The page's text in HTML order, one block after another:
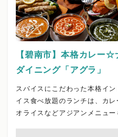
【碧南市】本格カレー
ダイニング「アグラ」
スパイスにこだわった本格イ
イス食べ放題のランチは、カ
オライスなどアジアンメニュー